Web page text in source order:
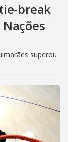
break
superou